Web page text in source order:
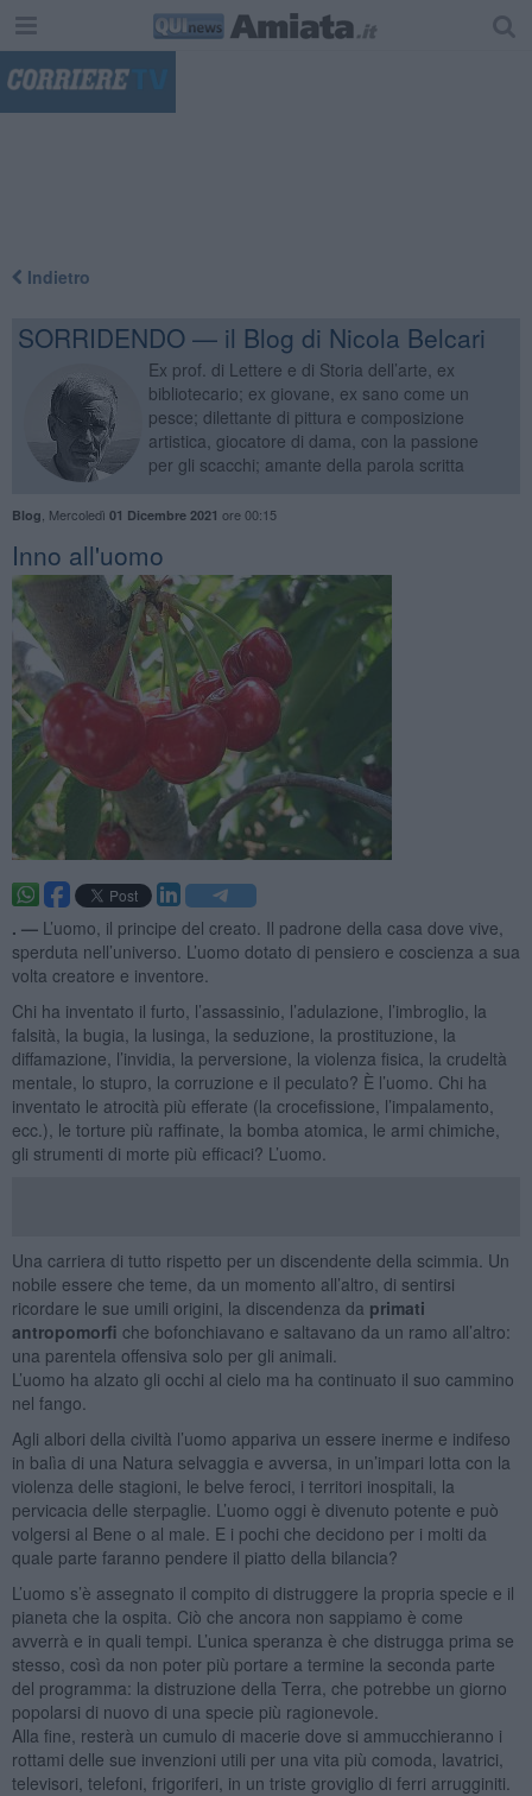
Indietro
SORRIDENDO — il Blog di Nicola Belcari
Ex prof. di Lettere e di Storia dell’arte, ex
bibliotecario; ex giovane, ex sano come un
pesce; dilettante di pittura e composizione
artistica, giocatore di dama, con la passione
per gli scacchi; amante della parola scritta
Blog Mercoledì 01 Dicembre 2021 ore 00:15
Inno all'uomo
. — L’uomo, il principe del creato. Il padrone della casa dove vive,
sperduta nell’universo. L’uomo dotato di pensiero e coscienza a sua
volta creatore e inventore.
Chi ha inventato il furto, l’assassinio, l’adulazione, l’imbroglio, la
falsità, la bugia, la lusinga, la seduzione, la prostituzione, la
diffamazione, l’invidia, la perversione, la violenza fisica, la crudeltà
mentale, lo stupro, la corruzione e il peculato? È l’uomo. Chi ha
inventato le atrocità più efferate (la crocefissione, l’impalamento,
ecc.), le torture più raffinate, la bomba atomica, le armi chimiche,
gli strumenti di morte più efficaci? L’uomo.
Una carriera di tutto rispetto per un discendente della scimmia. Un
nobile essere che teme, da un momento all’altro, di sentirsi
ricordare le sue umili origini, la discendenza da primati
antropomorfi che bofonchiavano e saltavano da un ramo all’altro:
una parentela offensiva solo per gli animali.
L’uomo ha alzato gli occhi al cielo ma ha continuato il suo cammino
nel fango.
Agli albori della civiltà l’uomo appariva un essere inerme e indifeso
in balìa di una Natura selvaggia e avversa, in un’impari lotta con la
violenza delle stagioni, le belve feroci, i territori inospitali, la
pervicacia delle sterpaglie. L’uomo oggi è divenuto potente e può
volgersi al Bene o al male. E i pochi che decidono per i molti da
quale parte faranno pendere il piatto della bilancia?
L’uomo s’è assegnato il compito di distruggere la propria specie e il
pianeta che la ospita. Ciò che ancora non sappiamo è come
avverrà e in quali tempi. L’unica speranza è che distrugga prima se
stesso, così da non poter più portare a termine la seconda parte
del programma: la distruzione della Terra, che potrebbe un giorno
popolarsi di nuovo di una specie più ragionevole.
Alla fine, resterà un cumulo di macerie dove si ammucchieranno i
rottami delle sue invenzioni utili per una vita più comoda, lavatrici,
televisori, telefoni, frigoriferi, in un triste groviglio di ferri arrugginiti.